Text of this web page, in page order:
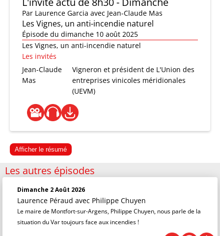
Par Laurence Garcia avec Jean-Claude Mas
Les Vignes, un anti-incendie naturel
Épisode du dimanche 10 août 2025
Les Vignes, un anti-incendie naturel
Les invités
Jean-Claude
Mas
Vigneron et président de L'Union des
entreprises vinicoles méridionales
(UEVM)
Afficher le résumé
Les autres épisodes
Dimanche 2 Août 2026
Laurence Péraud avec Philippe Chuyen
Le maire de Montfort-sur-Argens, Philippe Chuyen, nous parle de la
situation du Var toujours face aux incendies !